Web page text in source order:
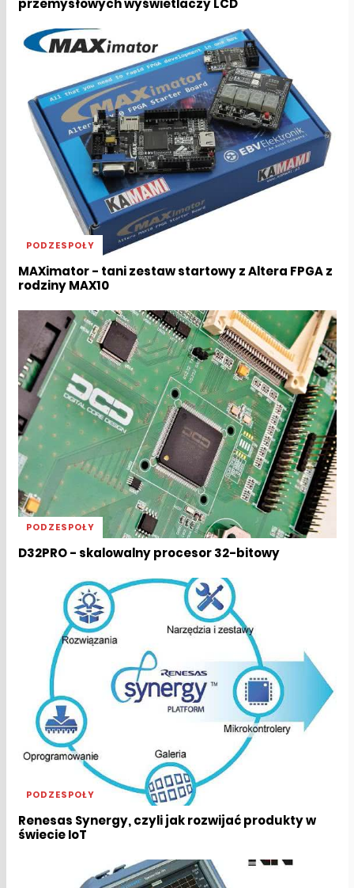
przemysłowych wyświetlaczy LCD
PODZESPOŁY
MAXimator - tani zestaw startowy z Altera FPGA z
rodziny MAX10
PODZESPOŁY
D32PRO - skalowalny procesor 32-bitowy
PODZESPOŁY
Renesas Synergy, czyli jak rozwijać produkty w
świecie IoT